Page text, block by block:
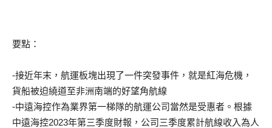
要點：
-接近年末，航運板塊出現了一件突發事件，就是紅海危機，
貨船被迫繞道至非洲南端的好望角航線
-中遠海控作為業界第一梯隊的航運公司當然是受惠者。根據
中遠海控2023年第三季度財報，公司三季度累計航線收入為人